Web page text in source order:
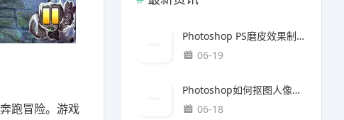
跑冒险。游戏
Photoshop PS磨皮效果制作教程（人像修图与电商美化实战指南）
06-19
Photoshop如何抠图人像照片：高清人像去背景与精细边缘处理完整教程
06-18